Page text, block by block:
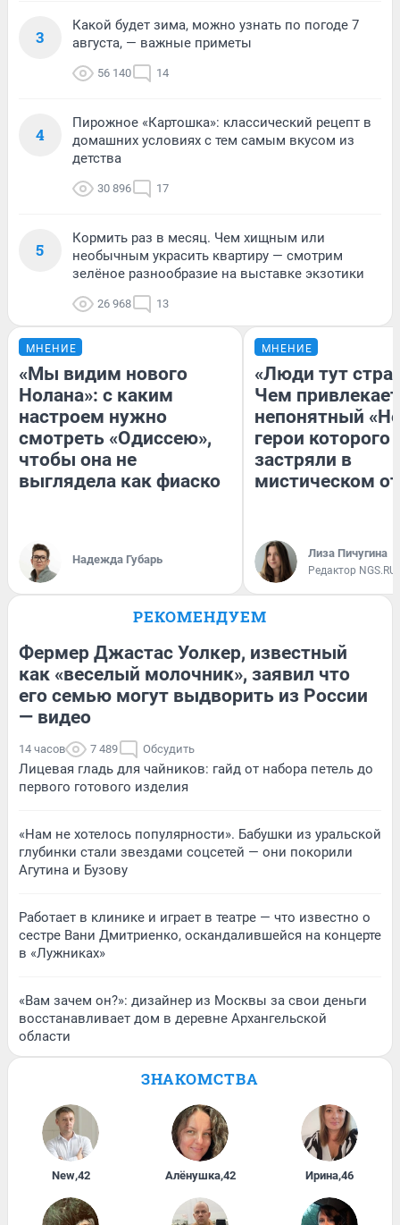
3
Какой будет зима, можно узнать по погоде 7
августа, — важные приметы
56 140 14
4
Пирожное «Картошка»: классический рецепт в
домашних условиях с тем самым вкусом из
детства
30 896 17
5
Кормить раз в месяц. Чем хищным или
необычным украсить квартиру — смотрим
зелёное разнообразие на выставке экзотики
26 968 13
МНЕНИЕ
«Мы видим нового
Нолана»: с каким
настроем нужно
смотреть «Одиссею»,
чтобы она не
выглядела как фиаско
Надежда Губарь
МНЕНИЕ
«Люди тут
Чем привлекает
непонятный
герои которого
застряли в
мистическом
Лиза Пичугина
Редактор NGS.RU
РЕКОМЕНДУЕМ
Фермер Джастас Уолкер, известный
как «веселый молочник», заявил что
его семью могут выдворить из России
— видео
14 часов 7 489 Обсудить
Лицевая гладь для чайников: гайд от набора петель до
первого готового изделия
«Нам не хотелось популярности». Бабушки из уральской
глубинки стали звездами соцсетей — они покорили
Агутина и Бузову
Работает в клинике и играет в театре — что известно о
сестре Вани Дмитриенко, оскандалившейся на концерте
в «Лужниках»
«Вам зачем он?»: дизайнер из Москвы за свои деньги
восстанавливает дом в деревне Архангельской
области
ЗНАКОМСТВА
New,42 Алёнушка,42 Ирина,46